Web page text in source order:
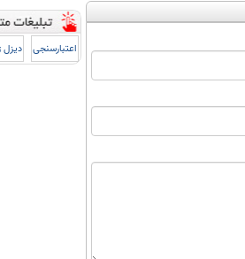
اعتبارسنجی دیزل